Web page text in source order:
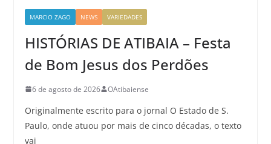
MARCIO ZAGO NEWS VARIEDADES
HISTÓRIAS DE ATIBAIA – Festa
de Bom Jesus dos Perdões
6 de agosto de 2026 OAtibaiense
Originalmente escrito para o jornal O Estado de S.
Paulo, onde atuou por mais de cinco décadas, o texto
vai